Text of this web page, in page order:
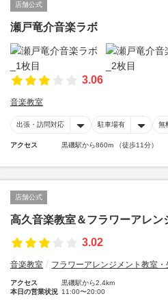
店舗公式
瀬戸竜介音楽ラボ
3.06
音楽教室
出張・訪問対応 駐車場有 無
アクセス 黒磯駅から860m （徒歩11分）
店舗公式
高久音楽教室＆フラワーアレン
3.02
音楽教室 フラワーアレンジメント教室
アクセス
黒磯駅から2.4km
本日の営業状況 11:00〜20:00